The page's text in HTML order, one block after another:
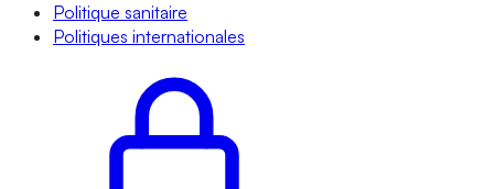
Politique sanitaire
Politiques internationales